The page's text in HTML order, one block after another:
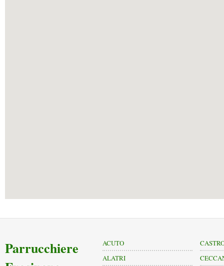
Parrucchiere
ACUTO
ALATRI